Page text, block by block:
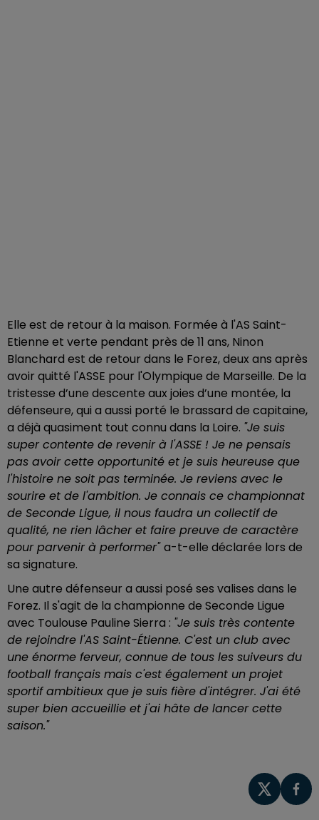
Elle est de retour à la maison. Formée à l'AS Saint-
Etienne et verte pendant près de 11 ans, Ninon
Blanchard est de retour dans le Forez, deux ans après
avoir quitté l'ASSE pour l'Olympique de Marseille. De la
tristesse d’une descente aux joies d’une montée, la
défenseure, qui a aussi porté le brassard de capitaine,
a déjà quasiment tout connu dans la Loire. "Je suis
super contente de revenir à l'ASSE ! Je ne pensais
pas avoir cette opportunité et je suis heureuse que
l'histoire ne soit pas terminée. Je reviens avec le
sourire et de l'ambition. Je connais ce championnat
de Seconde Ligue, il nous faudra un collectif de
qualité, ne rien lâcher et faire preuve de caractère
pour parvenir à performer"a-t-elle déclarée lors de
sa signature.
Une autre défenseur a aussi posé ses valises dans le
Forez. Il s'agit de la championne de Seconde Ligue
avec Toulouse Pauline Sierra : "Je suis très contente
de rejoindre l'AS Saint-Étienne. C'est un club avec
une énorme ferveur, connue de tous les suiveurs du
football français mais c'est également un projet
sportif ambitieux que je suis fière d'intégrer. J'ai été
super bien accueillie et j'ai hâte de lancer cette
saison."